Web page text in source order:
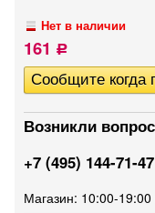
Нет в наличии
161 Р
Возникли
+7 (495) 144-71-47
Магазин: 10:00-